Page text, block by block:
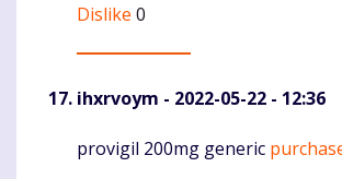
Dislike 0
ihxrvoym - 2022-05-22 - 12:36
Komentaras
provigil 200mg generic